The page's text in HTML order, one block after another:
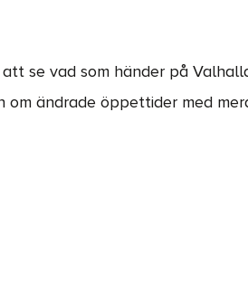
se vad som händer på
om ändrade öppettider med